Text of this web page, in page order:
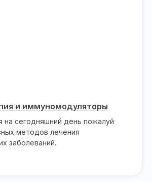
и иммуномодуляторы
на сегодняшний день пожалуй
методов лечения
заболеваний.